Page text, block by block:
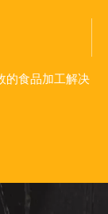
的食品加工解决